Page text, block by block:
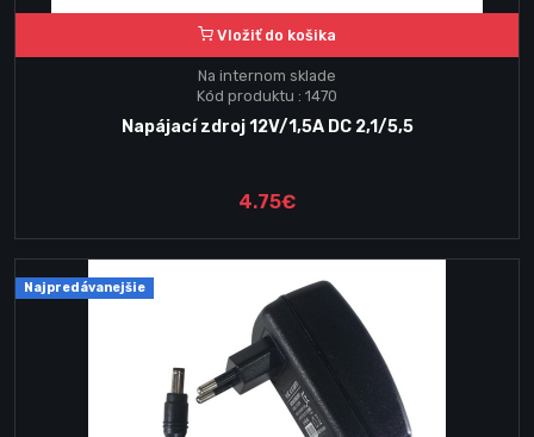
Vložiť do košika
Na internom sklade
Kód produktu : 1470
Napájací zdroj 12V/1,5A DC 2,1/5,5
4.75€
Najpredávanejšie